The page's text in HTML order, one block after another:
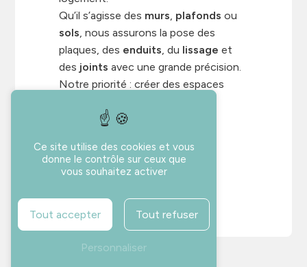
Qu’il s’agisse des murs, plafonds ou
sols, nous assurons la pose des
plaques, des enduits, du lissage et
des joints avec une grande précision.
Notre priorité : créer des espaces
adaptés à vos besoins.
Peinture
Ce site utilise des cookies et vous
donne le contrôle sur ceux que
vous souhaitez activer
Tout accepter Tout refuser
Personnaliser